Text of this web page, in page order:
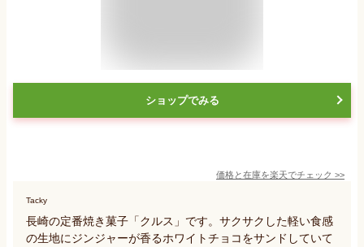
ショップでみる
価格と在庫を楽天でチェック >>
Tacky
長崎の定番焼き菓子「クルス」です。サクサクした軽い食感
の生地にジンジャーが香るホワイトチョコをサンドしていて